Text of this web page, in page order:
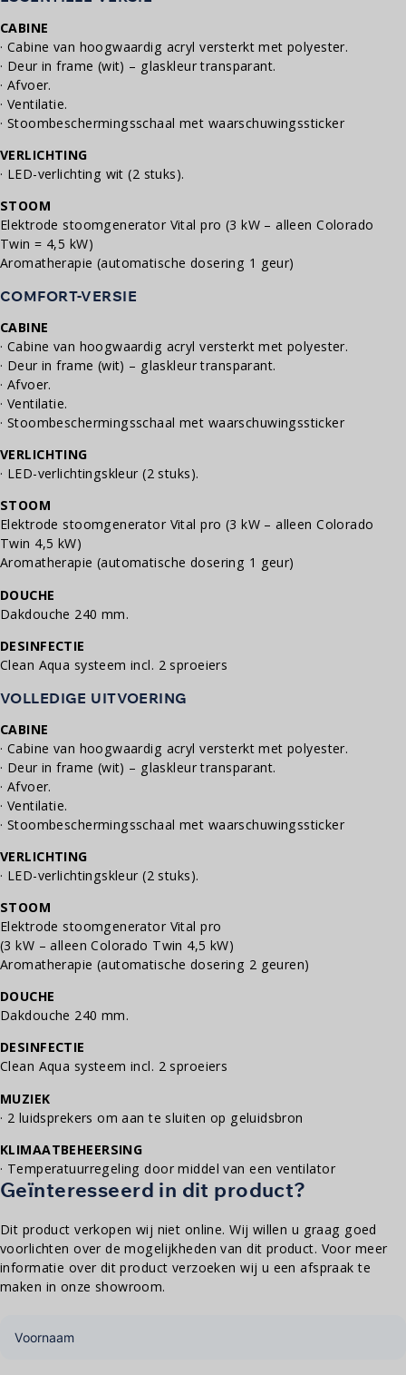
CABINE
· Cabine van hoogwaardig acryl versterkt met polyester.
· Deur in frame (wit) – glaskleur transparant.
· Afvoer.
· Ventilatie.
· Stoombeschermingsschaal met waarschuwingssticker
VERLICHTING
· LED-verlichting wit (2 stuks).
STOOM
Elektrode stoomgenerator Vital pro (3 kW – alleen Colorado
Twin = 4,5 kW)
Aromatherapie (automatische dosering 1 geur)
COMFORT-VERSIE
CABINE
· Cabine van hoogwaardig acryl versterkt met polyester.
· Deur in frame (wit) – glaskleur transparant.
· Afvoer.
· Ventilatie.
· Stoombeschermingsschaal met waarschuwingssticker
VERLICHTING
· LED-verlichtingskleur (2 stuks).
STOOM
Elektrode stoomgenerator Vital pro (3 kW – alleen Colorado
Twin 4,5 kW)
Aromatherapie (automatische dosering 1 geur)
DOUCHE
Dakdouche 240 mm.
DESINFECTIE
Clean Aqua systeem incl. 2 sproeiers
VOLLEDIGE UITVOERING
CABINE
· Cabine van hoogwaardig acryl versterkt met polyester.
· Deur in frame (wit) – glaskleur transparant.
· Afvoer.
· Ventilatie.
· Stoombeschermingsschaal met waarschuwingssticker
VERLICHTING
· LED-verlichtingskleur (2 stuks).
STOOM
Elektrode stoomgenerator Vital pro
(3 kW – alleen Colorado Twin 4,5 kW)
Aromatherapie (automatische dosering 2 geuren)
DOUCHE
Dakdouche 240 mm.
DESINFECTIE
Clean Aqua systeem incl. 2 sproeiers
MUZIEK
· 2 luidsprekers om aan te sluiten op geluidsbron
KLIMAATBEHEERSING
· Temperatuurregeling door middel van een ventilator
Geïnteresseerd in dit product?
Dit product verkopen wij niet online. Wij willen u graag goed
voorlichten over de mogelijkheden van dit product. Voor meer
informatie over dit product verzoeken wij u een afspraak te
maken in onze showroom.